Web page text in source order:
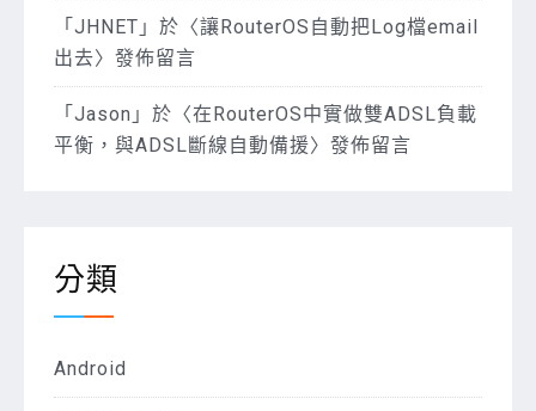
「 JHNET 」於〈讓RouterOS自動把Log檔email
出去〉發佈留言
「 Jason 」於〈在RouterOS中實做雙ADSL負載
平衡，與ADSL斷線自動備援〉發佈留言
分類
Android